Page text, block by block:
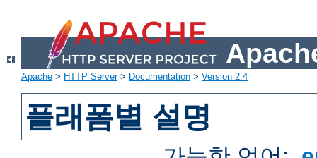
Apache > HTTP Server> Documentation > Version 2.4
플래폼별 설명